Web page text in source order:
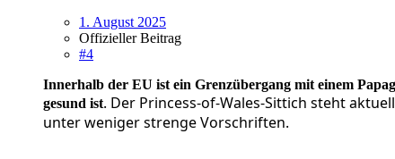
1. August 2025
Offizieller Beitrag
#4
Innerhalb der EU ist ein Grenzübergang mit einem
gesund ist. Der Princess-of-Wales-Sittich steht
unter weniger strenge Vorschriften.